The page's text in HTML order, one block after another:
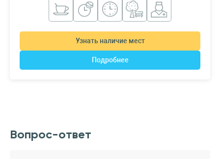
Узнать наличие мест
Подробнее
Вопрос-ответ